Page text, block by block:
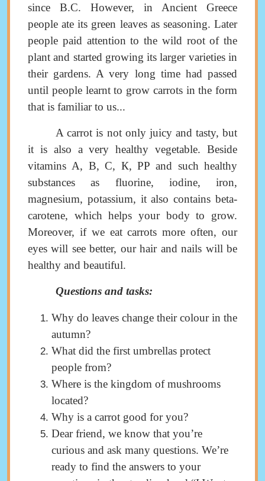
since B.C. However, in Ancient Greece
people ate its green leaves as seasoning. Later
people paid attention to the wild root of the
plant and started growing its larger varieties in
their gardens. A very long time had passed
until people learnt to grow carrots in the form
that is familiar to us...
A carrot is not only juicy and tasty, but
it is also a very healthy vegetable. Beside
vitamins А, В,С, К, РР and such healthy
substances as fluorine, iodine, iron,
magnesium, potassium, it also contains beta-
carotene, which helps your body to grow.
Moreover, if we eat carrots more often, our
eyes will see better, our hair and nails will be
healthy and beautiful.
Questions and tasks:
Why do leaves change their colour in the
autumn?
What did the first umbrellas protect
people from?
Where is the kingdom of mushrooms
located?
Why is a carrot good for you?
Dear friend, we know that you’re
curious and ask many questions. We’re
ready to find the answers to your